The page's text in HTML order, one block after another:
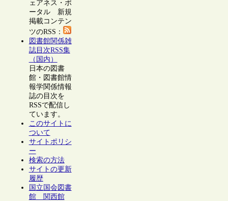
ェアネス・ポ
ータル 新規
掲載コンテン
ツのRSS：
図書館関係雑
誌目次RSS集
（国内）
日本の図書
館・図書館情
報学関係情報
誌の目次を
RSSで配信し
ています。
このサイトに
ついて
サイトポリシ
ー
検索の方法
サイトの更新
履歴
国立国会図書
館 関西館